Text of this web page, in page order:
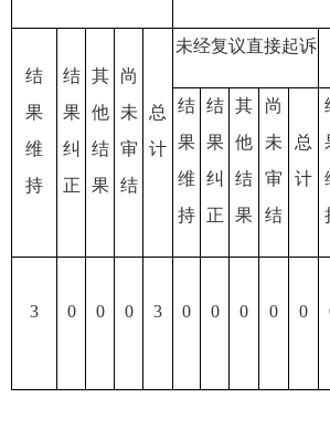
结
果
维
持
结
果
纠
正
其
他
结
果
尚
未
审
结
总
计
未经复议直接起诉
结
果
维
持
结
果
纠
正
其
他
结
果
尚
未
审
结
总
计
3 0 0 0 3 0 0 0 0 0